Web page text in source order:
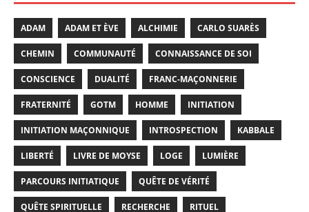
ADAM ADAM ET ÈVE ALCHIMIE CARLO SUARÈS
CHEMIN COMMUNAUTÉ CONNAISSANCE DE SOI
CONSCIENCE DUALITÉ FRANC-MAÇONNERIE
FRATERNITÉ GOTM HOMME INITIATION
INITIATION MAÇONNIQUE INTROSPECTION KABBALE
LIBERTÉ LIVRE DE MOYSE LOGE LUMIÈRE
PARCOURS INITIATIQUE QUÊTE DE VÉRITÉ
QUÊTE SPIRITUELLE RECHERCHE RITUEL